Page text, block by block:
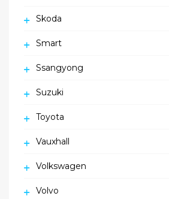
Skoda
Smart
Ssangyong
Suzuki
Toyota
Vauxhall
Volkswagen
Volvo